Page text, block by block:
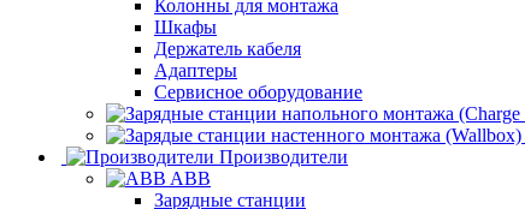
Колонны для монтажа
Шкафы
Держатель кабеля
Адаптеры
Сервисное оборудование
Производители
ABB
Зарядные станции